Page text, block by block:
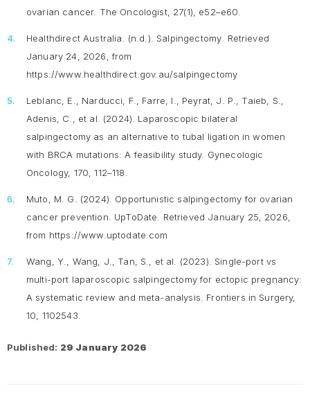
ovarian cancer. The Oncologist, 27(1), e52–e60.
Healthdirect Australia. (n.d.). Salpingectomy . Retrieved
January 24, 2026, from
https://www.healthdirect.gov.au/salpingectomy
Leblanc, E., Narducci, F., Farre, I., Peyrat, J. P., Taieb, S.,
Adenis, C., et al. (2024). Laparoscopic bilateral
salpingectomy as an alternative to tubal ligation in women
with BRCA mutations: A feasibility study. Gynecologic
Oncology, 170 , 112–118.
Muto, M. G. (2024). Opportunistic salpingectomy for ovarian
cancer prevention . UpToDate. Retrieved January 25, 2026,
from https://www.uptodate.com
Wang, Y., Wang, J., Tan, S., et al. (2023). Single-port vs
multi-port laparoscopic salpingectomy for ectopic pregnancy:
A systematic review and meta-analysis. Frontiers in Surgery,
10 , 1102543.
Published: 29 January 2026